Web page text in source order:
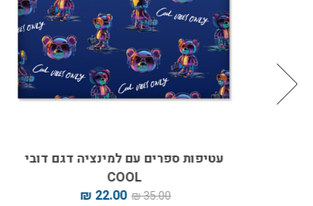
עטיפות ספרים עם למינציה דגם דובי
COOL
35.00 ₪
22.00 ₪